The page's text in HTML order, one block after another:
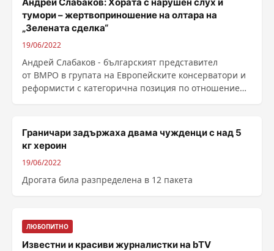
тумори – жертвоприношение на олтара на
„Зелената сделка“
19/06/2022
Андрей Слабаков - българският представител
от ВМРО в групата на Европейските консерватори и
реформисти с категорична позиция по отношение
Граничари задържаха двама чужденци с над 5
кг хероин
19/06/2022
Дрогата била разпределена в 12 пакета
ЛЮБОПИТНО
Известни и красиви журналистки на bTV